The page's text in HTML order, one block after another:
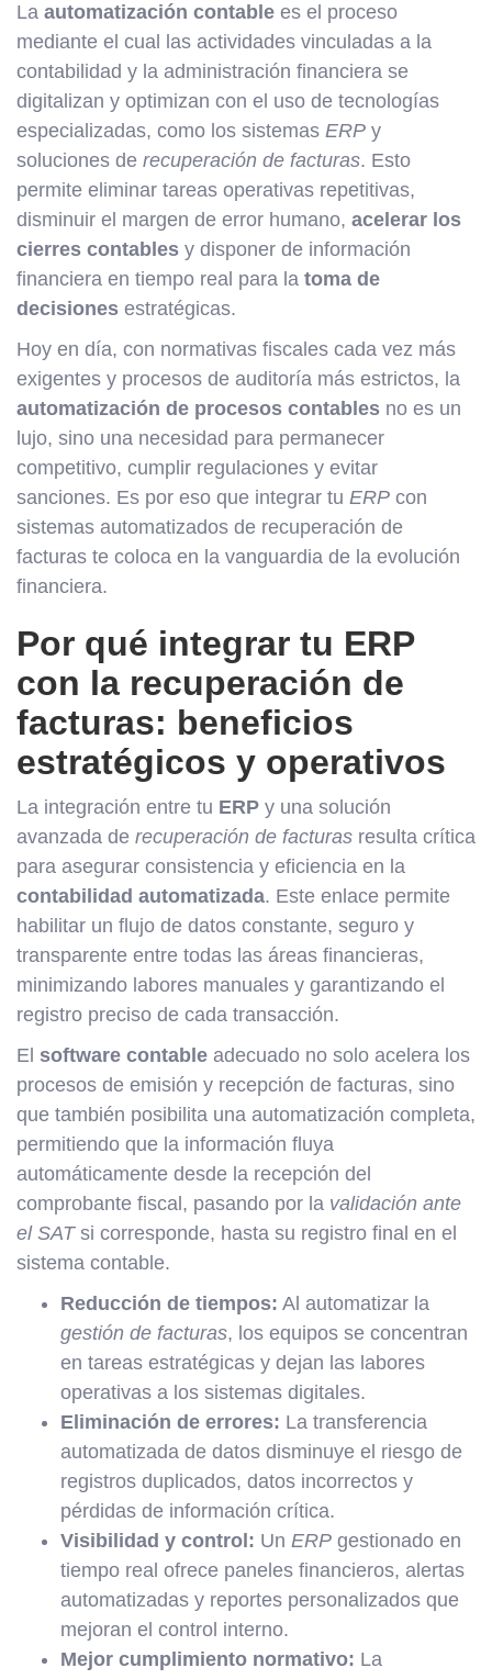
La automatización contable es el proceso
mediante el cual las actividades vinculadas a la
contabilidad y la administración financiera se
digitalizan y optimizan con el uso de tecnologías
especializadas, como los sistemas ERP y
soluciones de recuperación de facturas. Esto
permite eliminar tareas operativas repetitivas,
disminuir el margen de error humano, acelerar los
cierres contables y disponer de información
financiera en tiempo real para la toma de
decisiones estratégicas.
Hoy en día, con normativas fiscales cada vez más
exigentes y procesos de auditoría más estrictos, la
automatización de procesos contables no es un
lujo, sino una necesidad para permanecer
competitivo, cumplir regulaciones y evitar
sanciones. Es por eso que integrar tu ERP con
sistemas automatizados de recuperación de
facturas te coloca en la vanguardia de la evolución
financiera.
Por qué integrar tu ERP
con la recuperación de
facturas: beneficios
estratégicos y operativos
La integración entre tu ERP y una solución
avanzada de recuperación de facturas resulta crítica
para asegurar consistencia y eficiencia en la
contabilidad automatizada. Este enlace permite
habilitar un flujo de datos constante, seguro y
transparente entre todas las áreas financieras,
minimizando labores manuales y garantizando el
registro preciso de cada transacción.
El software contable adecuado no solo acelera los
procesos de emisión y recepción de facturas, sino
que también posibilita una automatización completa,
permitiendo que la información fluya
automáticamente desde la recepción del
comprobante fiscal, pasando por la validación ante
el SATsi corresponde, hasta su registro final en el
sistema contable.
Reducción de tiempos: Al automatizar la
gestión de facturas, los equipos se concentran
en tareas estratégicas y dejan las labores
operativas a los sistemas digitales.
Eliminación de errores: La transferencia
automatizada de datos disminuye el riesgo de
registros duplicados, datos incorrectos y
pérdidas de información crítica.
Visibilidad y control: Un ERP gestionado en
tiempo real ofrece paneles financieros, alertas
automatizadas y reportes personalizados que
mejoran el control interno.
Mejor cumplimiento normativo: La